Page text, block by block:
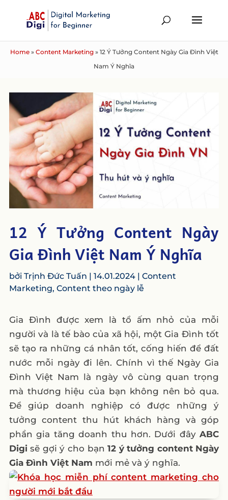
Home» Content Marketing» 12 Ý Tưởng Content Ngày Gia Đình Việt
Nam Ý Nghĩa
12 Ý Tưởng Content Ngày
Gia Đình Việt Nam Ý Nghĩa
bởi Trịnh Đức Tuấn | 14.01.2024| Content
Marketing, Content theo ngày lễ
Gia Đình được xem là tổ ấm nhỏ của mỗi
người và là tế bào của xã hội, một Gia Đình tốt
sẽ tạo ra những cá nhân tốt, cống hiến để đất
nước mỗi ngày đi lên. Chính vì thế Ngày Gia
Đình Việt Nam là ngày vô cùng quan trọng
mà thương hiệu của bạn không nên bỏ qua.
Để giúp doanh nghiệp có được những ý
tưởng content thu hút khách hàng và góp
phần gia tăng doanh thu hơn. Dưới đâyABC
Digi sẽ gợi ý cho bạn12 ý tưởng content Ngày
Gia Đình Việt Nam mới mẻ và ý nghĩa.